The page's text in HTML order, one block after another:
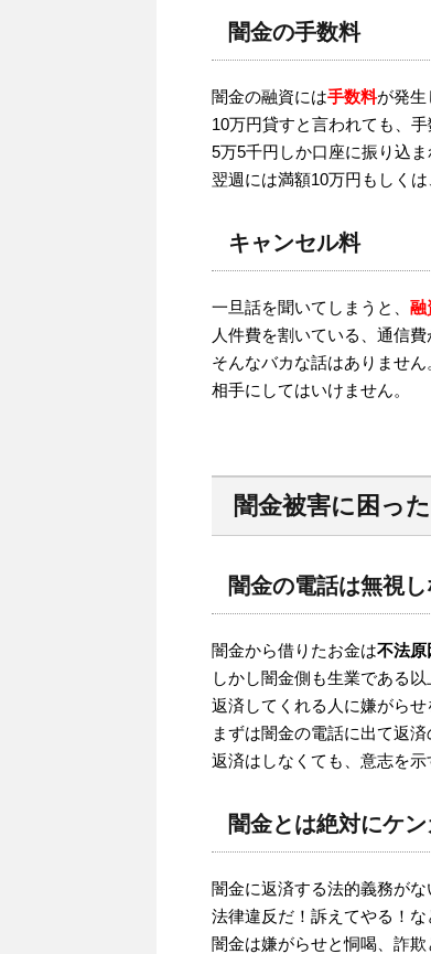
闇金の手数料
闇金の融資には手数料が発生
10万円貸すと言われても、
5万5千円しか口座に振り込ま
翌週には満額10万円もしく
キャンセル料
一旦話を聞いてしまうと、 融
人件費を割いている、通信
そんなバカな話はありません
相手にしてはいけません。
闇金被害に困っ
闇金の電話は無視
闇金から借りたお金は不法原
しかし闇金側も生業である
返済してくれる人に嫌がらせ
まずは闇金の電話に出て返
返済はしなくても、意志を示
闇金とは絶対にケ
闇金に返済する法的義務がな
法律違反だ！訴えてやる！な
闇金は嫌がらせと恫喝、詐